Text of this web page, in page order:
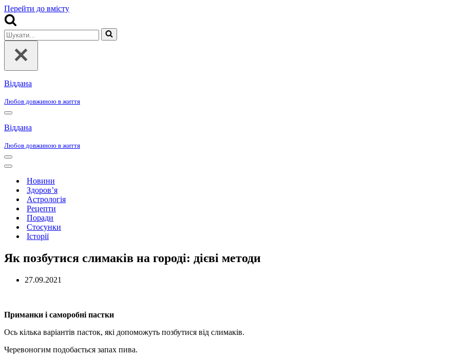
Перейти до вмісту
Шукати...
Віддана
Любов довжиною в життя
Меню
навігації
Віддана
Любов довжиною в життя
Меню
навігації
Меню
навігаціїНовини
Здоров’я
Астрологія
Рецепти
Поради
Стосунки
Історії
Як позбутися слимаків на городі: дієві методи
27.09.2021
Приманки і саморобні пастки
Ось кілька варіантів пасток, які допоможуть позбутися від слимаків.
Черевоногим подобається запах пива.